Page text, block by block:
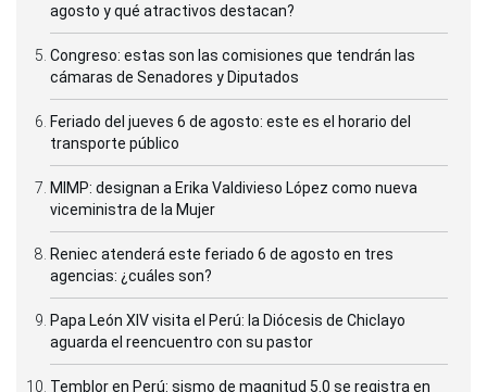
agosto y qué atractivos destacan?
Congreso: estas son las comisiones que tendrán las
cámaras de Senadores y Diputados
Feriado del jueves 6 de agosto: este es el horario del
transporte público
MIMP: designan a Erika Valdivieso López como nueva
viceministra de la Mujer
Reniec atenderá este feriado 6 de agosto en tres
agencias: ¿cuáles son?
Papa León XIV visita el Perú: la Diócesis de Chiclayo
aguarda el reencuentro con su pastor
Temblor en Perú: sismo de magnitud 5.0 se registra en